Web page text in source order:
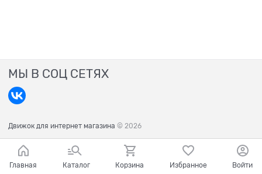
МЫ В СОЦ СЕТЯХ
Движок для интернет магазина © 2026
Главная Каталог Корзина Избранное Войти